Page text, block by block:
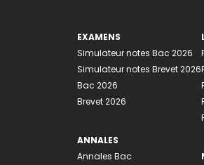
EXAMENS
Simulateur notes Bac 2026
Simulateur notes Brevet 2026
Bac 2026
Brevet 2026
ANNALES
Annales Bac